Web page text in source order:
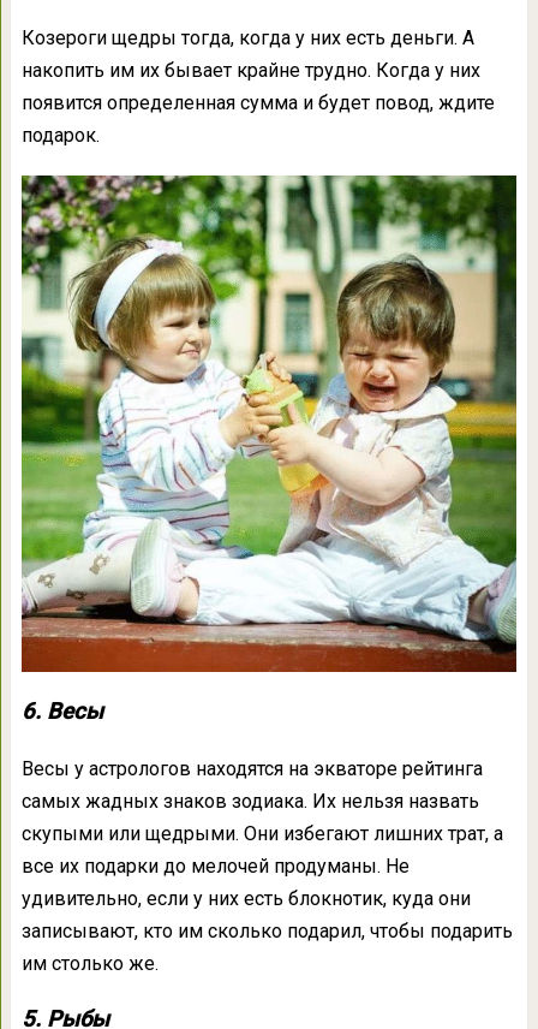
Козероги щедры тогда, когда у них есть деньги. А
накопить им их бывает крайне трудно. Когда у них
появится определенная сумма и будет повод, ждите
подарок.
6. Весы
Весы у астрологов находятся на экваторе рейтинга
самых жадных знаков зодиака. Их нельзя назвать
скупыми или щедрыми. Они избегают лишних трат, а
все их подарки до мелочей продуманы. Не
удивительно, если у них есть блокнотик, куда они
записывают, кто им сколько подарил, чтобы подарить
им столько же.
5. Рыбы